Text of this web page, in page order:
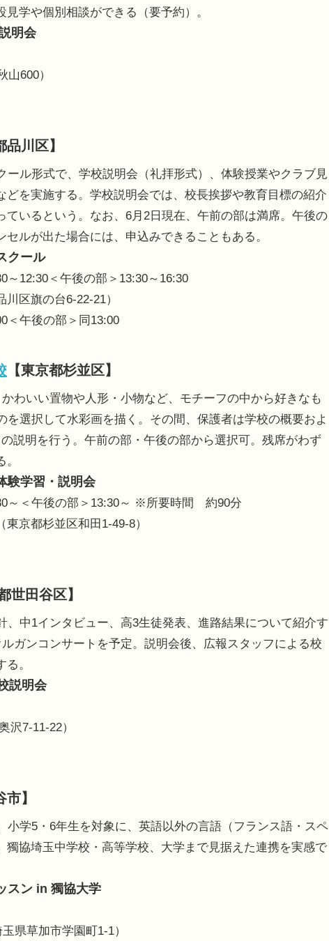
学や個別相談ができる（要予約）。
明会
600）
川区】
ル形式で、学校説明会（礼拝形式）、体験授業やクラブ見
を実施する。学校説明会では、校長挨拶や教育目標の紹介
いるという。なお、6月2日現在、午前の部は満席。午後の
ルが出た場合には、申込みできることもある。
クール
～12:30＜午後の部＞13:30～16:30
区旗の台6-22-21）
＜午後の部＞同13:00
【東京都杉並区】
わいい置物や人形・小物など、モチーフの中から好きなも
選択して水彩画を描く。その間、保護者は学校の概要およ
説明を行う。午前の部・午後の部から選択可。残席がわず
験学習・説明会
～＜午後の部＞13:30～ ※所要時間 約90分
京都杉並区和田1-49-8）
世田谷区】
中1インタビュー、高3生徒発表、進路結果について紹介す
ガンコンサートを予定。説明会後、広報スタッフによる校
。
説明会
沢7-11-22）
市】
学5・6年生を対象に、英語以外の言語（フランス語・スペ
協埼玉中学校・高等学校、大学まで見据えた連携を実感で
スン in 獨協大学
県草加市学園町1-1）